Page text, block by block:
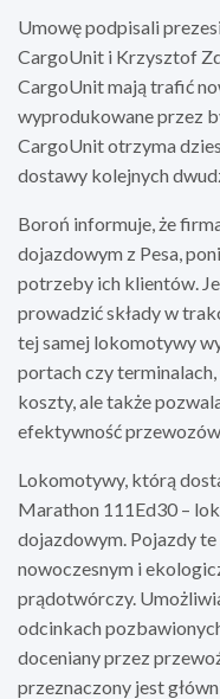
Umowę podpisali
CargoUnit i Krzysztof
CargoUnit mają trafić
wyprodukowane przez
CargoUnit otrzyma
dostawy kolejnych
Boroń informuje, że
dojazdowym z Pesa,
potrzeby ich klientów.
prowadzić składy w
tej samej lokomotywy
portach czy
koszty, ale także
efektywność przewozów.
Lokomotywy, którą
Marathon 111Ed30 –
dojazdowym. Pojazdy
nowoczesnym i
prądotwórczy.
odcinkach
doceniany przez
przeznaczony jest